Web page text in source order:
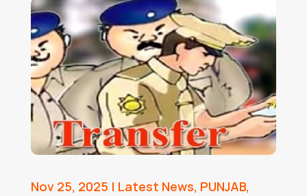
Nov 25, 2025 | Latest News, PUNJAB,